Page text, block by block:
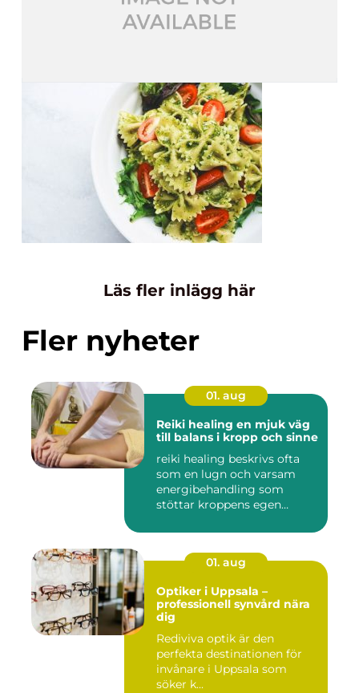
Läs fler inlägg här
Fler nyheter
01. aug
Reiki healing en mjuk väg
till balans i kropp och sinne
reiki healing beskrivs ofta
som en lugn och varsam
energibehandling som
stöttar kroppens egen
01. aug
Optiker i Uppsala –
professionell synvård nära
dig
Rediviva optik är den
perfekta destinationen för
invånare i Uppsala som
söker k...